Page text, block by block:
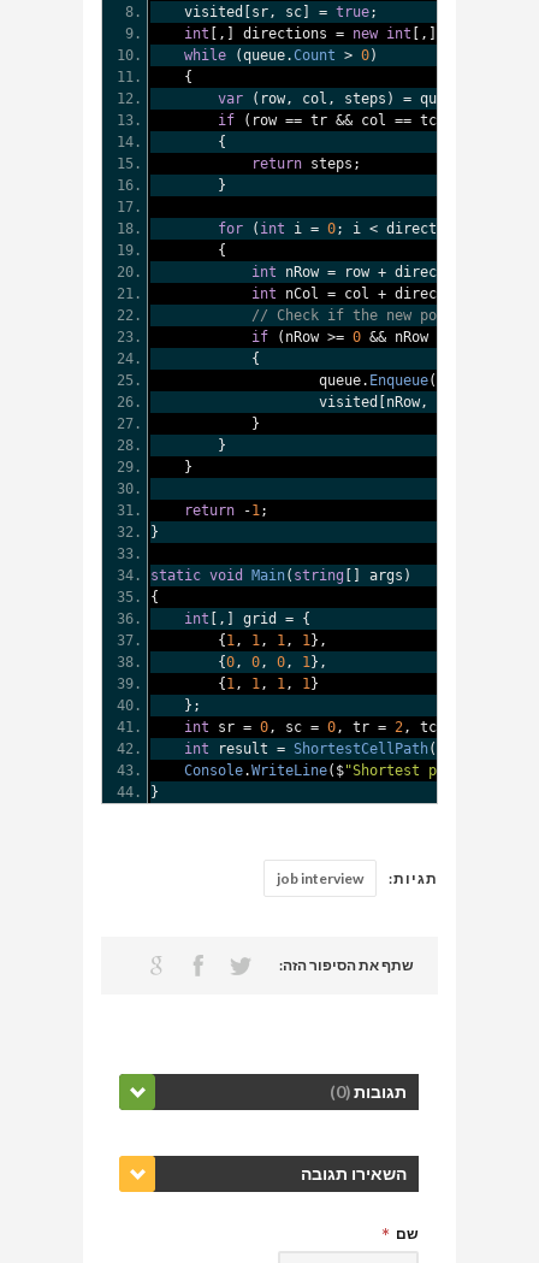
    visited
sr, sc = true;
int [,] directions = new int [,]
while
(queue.Count > 0)
{
var
( row, col , steps ) = queue
if
( row == tr && col == tc
{
return steps ;
}
for ( int i = 0; i < directions
{
int nRow = row + directions
int nCol = col + directions
// Check if the new position is
if
( nRow >= 0 && nRow
{
                    queue
. Enqueue((
                    visited
nRow,
}
}
}
return -1;
}
static void Main( string args )
{
int [,] grid = {
{ 1, 1, 1, 1},
{0, 0, 0, 1},
{ 1, 1, 1, 1}
};
int sr = 0, sc = 0, tr = 2, tc
int result = ShortestCellPath(
Console.WriteLine( $"Shortest path
}
תגיות: job interview
שתף את הסיפור הזה:
תגובות(0)
השאירו תגובה
שם